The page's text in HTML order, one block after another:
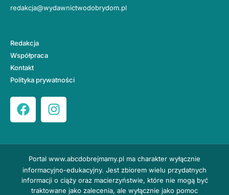
redakcja@wydawnictwodobrydom.pl
Redakcja
Współpraca
Kontakt
Polityka prywatności
Portal www.abcdobrejmamy.pl ma charakter wyłącznie
informacyjno-edukacyjny. Jest zbiorem wielu przydatnych
informacji o ciąży oraz macierzyństwie, które nie mogą być
traktowane jako zalecenia, ale wyłącznie jako pomoc